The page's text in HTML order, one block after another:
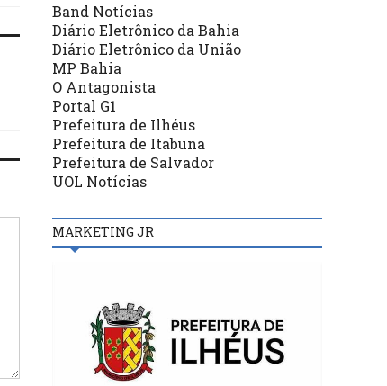
Band Notícias
Diário Eletrônico da Bahia
Diário Eletrônico da União
MP Bahia
O Antagonista
Portal G1
Prefeitura de Ilhéus
Prefeitura de Itabuna
Prefeitura de Salvador
UOL Notícias
MARKETING JR